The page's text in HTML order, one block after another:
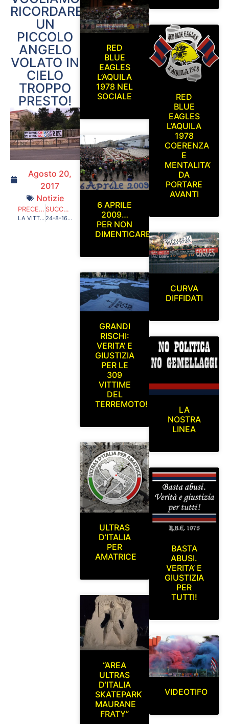
RICORDARE
UN
PICCOLO
ANGELO
VOLATO IN
CIELO
TROPPO
PRESTO!
Agosto 20,
2017
Notizie
PRECEDENTE
LA VITTORIA DI CHI NON CHINA LA TESTA E NON SI ARRENDE…IL NOSTRO CAMMINO RIPRENDE!
SUCCESSIVO
24-8-16 / 24-8-17 C’E’ CHI RIDEVA PENSANDO AI SUOI SPORCHI AFFARI E CHI PERDEVA LA CASA E I PROPRI CARI. SAREMO SEMPRE ACCANTO A QUESTE PERSONE CHE IL DESTINO HA MESSO DI FRONTE A UNA RIPIDA SALITA MA CHE NON MOLLANO E LOTTANO PER VINCERE LA PARTITA DELLA VITA!
RED
BLUE
EAGLES
L’AQUILA
1978 NEL
SOCIALE
6 APRILE
2009…
PER NON
DIMENTICARE
GRANDI
RISCHI:
VERITA’ E
GIUSTIZIA
PER LE
309
VITTIME
DEL
TERREMOTO!
ULTRAS
D’ITALIA
PER
AMATRICE
“AREA
ULTRAS
D’ITALIA
SKATEPARK
MAURANE
FRATY”
RED
BLUE
EAGLES
L’AQUILA
1978
COERENZA
E
MENTALITA’
DA
PORTARE
AVANTI
CURVA
DIFFIDATI
LA
NOSTRA
LINEA
BASTA
ABUSI.
VERITA’ E
GIUSTIZIA
PER
TUTTI!
VIDEOTIFO